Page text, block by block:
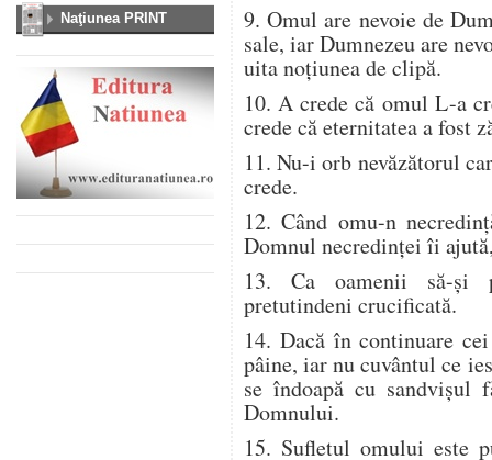
Naţiunea PRINT
9. Omul are nevoie de
sale, iar Dumnezeu are
uita noţiunea de clipă.
10. A crede că omul L-a
crede că eternitatea a fost
11. Nu-i orb nevăzătorul
crede.
12. Când omu-n
Domnul necredinţei îi
13. Ca oamenii să-şi
pretutindeni crucificată.
14. Dacă în continuare
pâine, iar nu cuvântul ce
se îndoapă cu sandvişul
Domnului.
15. Sufletul omului este